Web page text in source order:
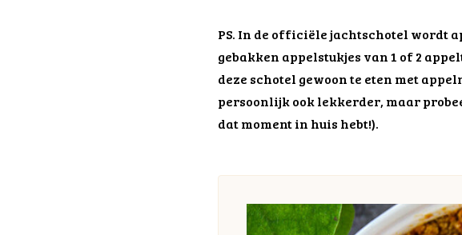
PS. In de officiële jachtschotel wordt
gebakken appelstukjes van 1 of 2
deze schotel gewoon te eten met
persoonlijk ook lekkerder, maar
dat moment in huis hebt!).